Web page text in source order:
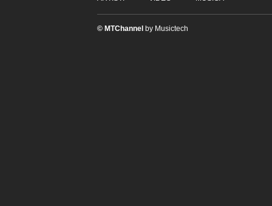
© MTChannel by Musictech